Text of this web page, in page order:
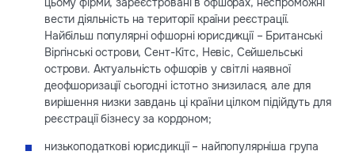
вести діяльність на території країни реєстрації.
Найбільш популярні офшорні юрисдикції – Британські
Віргінські острови, Сент-Кітс, Невіс, Сейшельські
острови. Актуальність офшорів у світлі наявної
деофшоризації сьогодні істотно знизилася, але для
вирішення низки завдань ці країни цілком підійдуть для
реєстрації бізнесу за кордоном;
низькоподаткові юрисдикції – найпопулярніша група